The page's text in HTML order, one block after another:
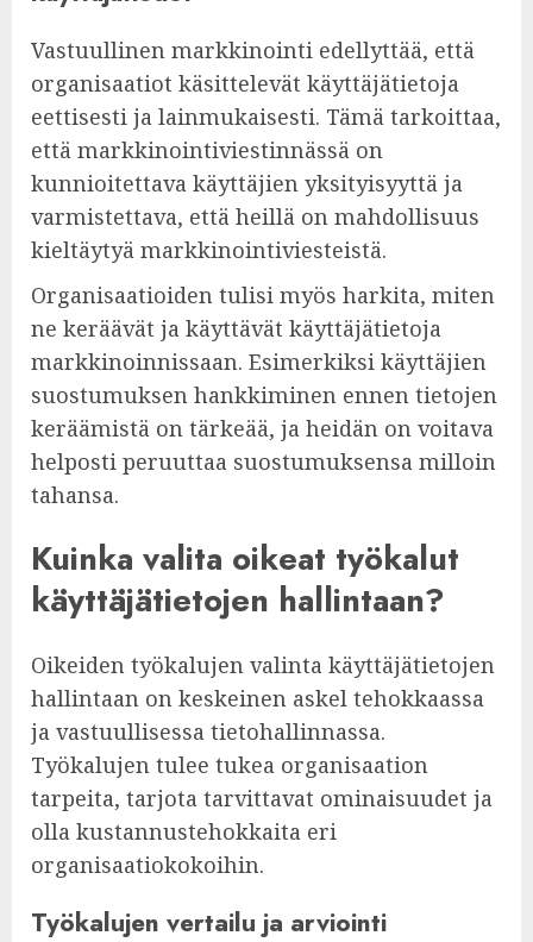
Vastuullinen markkinointi edellyttää, että
organisaatiot käsittelevät käyttäjätietoja
eettisesti ja lainmukaisesti. Tämä tarkoittaa,
että markkinointiviestinnässä on
kunnioitettava käyttäjien yksityisyyttä ja
varmistettava, että heillä on mahdollisuus
kieltäytyä markkinointiviesteistä.
Organisaatioiden tulisi myös harkita, miten
ne keräävät ja käyttävät käyttäjätietoja
markkinoinnissaan. Esimerkiksi käyttäjien
suostumuksen hankkiminen ennen tietojen
keräämistä on tärkeää, ja heidän on voitava
helposti peruuttaa suostumuksensa milloin
tahansa.
Kuinka valita oikeat työkalut
käyttäjätietojen hallintaan?
Oikeiden työkalujen valinta käyttäjätietojen
hallintaan on keskeinen askel tehokkaassa
ja vastuullisessa tietohallinnassa.
Työkalujen tulee tukea organisaation
tarpeita, tarjota tarvittavat ominaisuudet ja
olla kustannustehokkaita eri
organisaatiokokoihin.
Työkalujen vertailu ja arviointi